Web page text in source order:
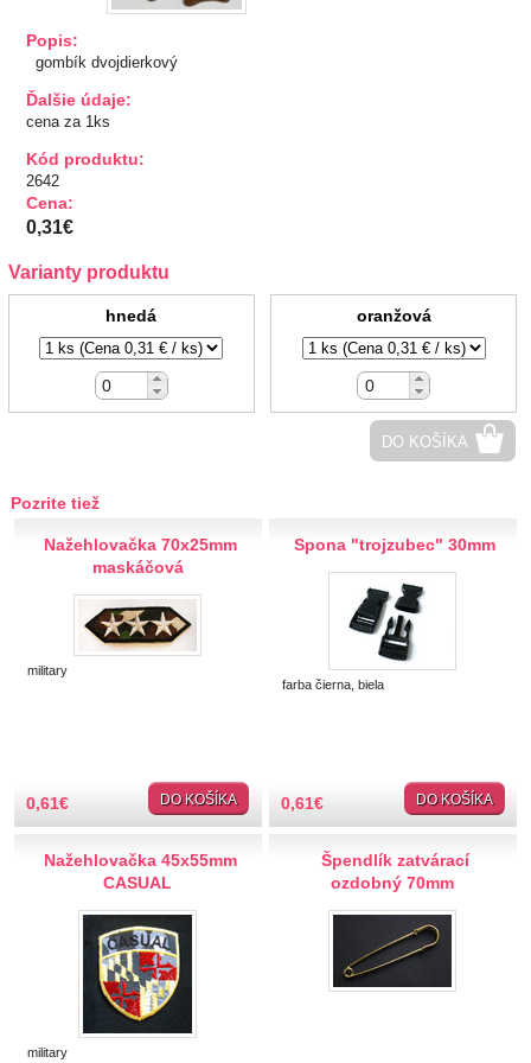
TIPY NA DARČEKY
Zľavnené
Aplikácie
Bižutérny kútik
Burda strihy
Gombíky stláčacie, riflové
Gombíky plastové
2-dierkové
Spodné šitie
Gombíky bielizňové
Gombíky detské
Sady gombíkov
Spodné šitie
Vrchné šitie
Gombíky mušľové
Gombíky kožené, saténové
Manžetové gombíky
Popis:
gombík dvojdierkový
Ďalšie údaje:
cena za 1ks
Kód produktu:
2642
Cena:
0,31€
Varianty produktu
hnedá oranžová
DO KOŠÍKA
Pozrite tiež
Nažehlovačka 70x25mm
maskáčová
military
0,61€ DO KOŠÍKA
Spona "trojzubec" 30mm
farba čierna, biela
0,61€ DO KOŠÍKA
Nažehlovačka 45x55mm
CASUAL
military
Špendlík zatvárací
ozdobný 70mm